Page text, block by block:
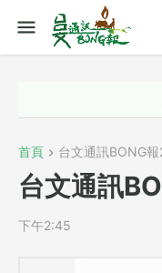
加
首頁 台文通訊BONG
台文通訊
下午2:45